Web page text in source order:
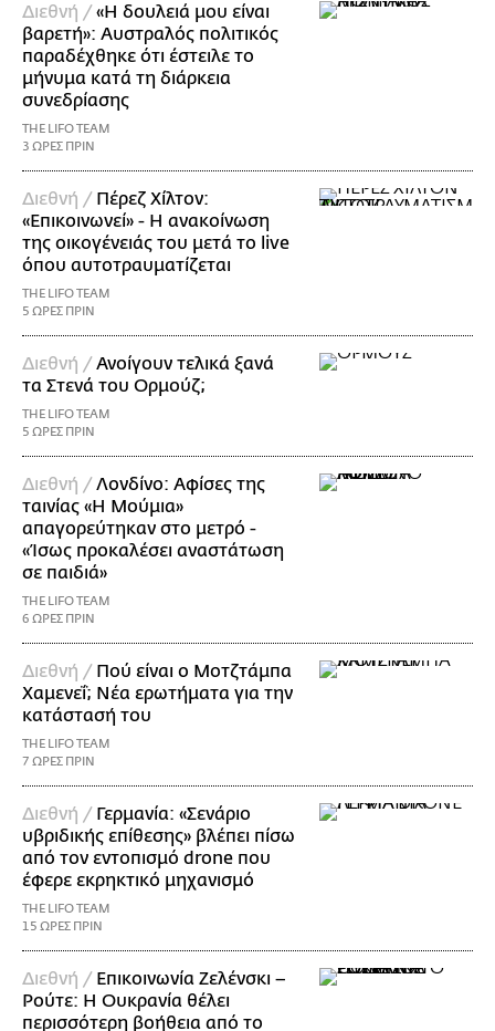
Διεθνή /«Η δουλειά μου είναι
βαρετή»: Αυστραλός πολιτικός
παραδέχθηκε ότι έστειλε το
μήνυμα κατά τη διάρκεια
συνεδρίασης
THE LIFO TEAM
3 ΩΡΕΣ ΠΡΙΝ
Διεθνή / Πέρεζ Χίλτον:
«Επικοινωνεί» - Η ανακοίνωση
της οικογένειάς του μετά το live
όπου αυτοτραυματίζεται
THE LIFO TEAM
5 ΩΡΕΣ ΠΡΙΝ
Διεθνή /Ανοίγουν τελικά ξανά
τα Στενά του Ορμούζ;
THE LIFO TEAM
5 ΩΡΕΣ ΠΡΙΝ
Διεθνή /Λονδίνο: Αφίσες της
ταινίας «Η Μούμια»
απαγορεύτηκαν στο μετρό -
«Ίσως προκαλέσει αναστάτωση
σε παιδιά»
THE LIFO TEAM
6 ΩΡΕΣ ΠΡΙΝ
Διεθνή / Πού είναι ο Μοτζτάμπα
Χαμενεΐ; Νέα ερωτήματα για την
κατάστασή του
THE LIFO TEAM
7 ΩΡΕΣ ΠΡΙΝ
Διεθνή / Γερμανία: «Σενάριο
υβριδικής επίθεσης» βλέπει πίσω
από τον εντοπισμό drone που
έφερε εκρηκτικό μηχανισμό
THE LIFO TEAM
15 ΩΡΕΣ ΠΡΙΝ
Διεθνή / Επικοινωνία Ζελένσκι –
Ρούτε: Η Ουκρανία θέλει
περισσότερη βοήθεια από το